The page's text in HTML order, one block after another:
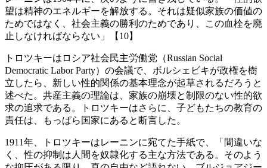
望は精神のエネルギーを解放する。それは疑似家族の価値の
ためではなく、社会主義の勝利のためであり、この血栓を廃
止しなければならない」【10】
トロツキーはロシア社会民主労働党（Russian Social
Democratic Labor Party）の会議で、ボルシェビキが政権を樹
立したら、新しい性的関係の基本理念が起草されるだろうと
述べた。共産主義の理論は、家族の崩壊と制限のない性的欲
求の追求である。トロツキーはさらに、子どもたちの教育の
責任は、もっぱら国家にあると断言した。
1911年、トロツキーはレーニンに宛てた手紙で、「間違いな
く、性の抑制は人間を奴隷化する主な方法である。そのよう